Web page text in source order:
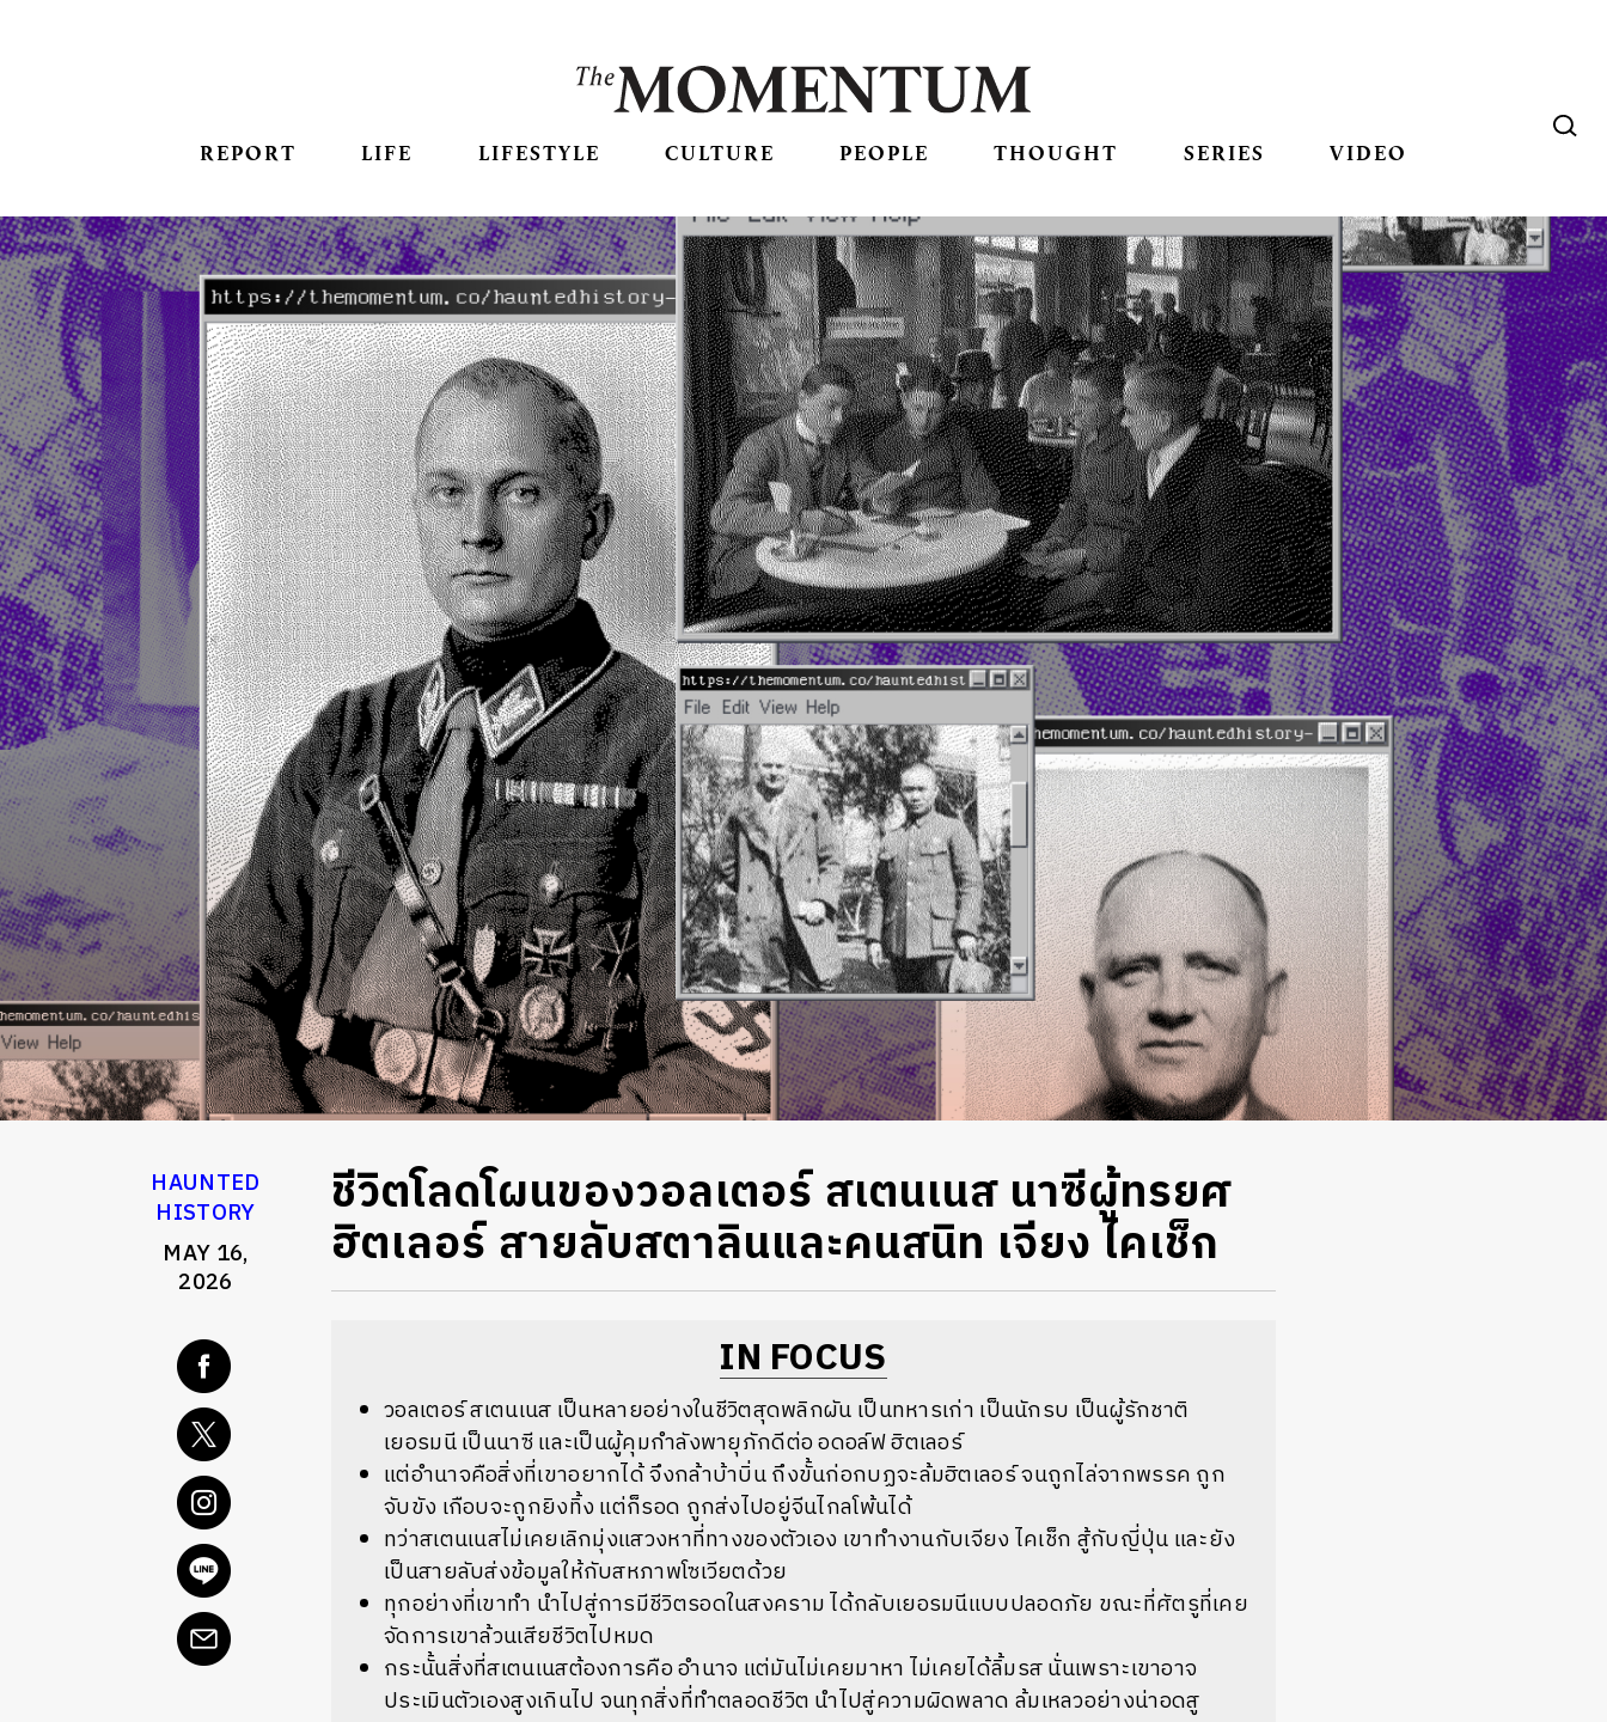
REPORT LIFE LIFESTYLE CULTURE PEOPLE THOUGHT SERIES VIDEO
HAUNTED
HISTORY
MAY 16,
2026
ชีวิตโลดโผนของวอลเตอร์ สเตนเนส นาซีผู้ทรยศ
ฮิตเลอร์ สายลับสตาลินและคนสนิท เจียง ไคเช็ก
IN FOCUS
วอลเตอร์ สเตนเนส เป็นหลายอย่างในชีวิตสุดพลิกผัน เป็นทหารเก่า เป็นนักรบ เป็นผู้รักชาติ
เยอรมนี เป็นนาซี และเป็นผู้คุมกำลังพายุภักดีต่อ อดอล์ฟ ฮิตเลอร์
แต่อำนาจคือสิ่งที่เขาอยากได้ จึงกล้าบ้าบิ่น ถึงขั้นก่อกบฏจะล้มฮิตเลอร์ จนถูกไล่จากพรรค ถูก
จับขัง เกือบจะถูกยิงทิ้ง แต่ก็รอด ถูกส่งไปอยู่จีนไกลโพ้นได้
ทว่าสเตนเนสไม่เคยเลิกมุ่งแสวงหาที่ทางของตัวเอง เขาทำงานกับเจียง ไคเช็ก สู้กับญี่ปุ่น และยัง
เป็นสายลับส่งข้อมูลให้กับสหภาพโซเวียตด้วย
ทุกอย่างที่เขาทำ นำไปสู่การมีชีวิตรอดในสงคราม ได้กลับเยอรมนีแบบปลอดภัย ขณะที่ศัตรูที่เคย
จัดการเขาล้วนเสียชีวิตไปหมด
กระนั้นสิ่งที่สเตนเนสต้องการคือ อำนาจ แต่มันไม่เคยมาหา ไม่เคยได้ลิ้มรส นั่นเพราะเขาอาจ
ประเมินตัวเองสูงเกินไป จนทุกสิ่งที่ทำตลอดชีวิต นำไปสู่ความผิดพลาด ล้มเหลวอย่างน่าอดสู